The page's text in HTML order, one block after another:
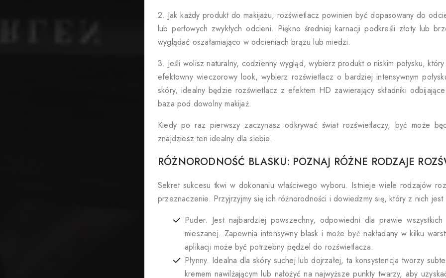
2. Jak każdy produkt do makijażu, rozświetlacz powinien być dopasowany do
lub perłowych zwykłych odcieni. Piękno średniej karnacji podkreśli złoty lub
wyglądać oszałamiająco w odcieniach brązu lub miedzi.
3. Jeśli wolisz naturalny, codzienny wygląd, wybierz produkt o niskim połysku,
efektowny wieczorowy look, wybierz rozświetlacz o bardziej intensywnym
skóry, idealny będzie rozświetlacz z efektem HD zawierający składniki
baza pod dowolny makijaż.
Kiedy po raz pierwszy zaczynasz odkrywać świat rozświetlaczy, być może
znajdziesz ten idealny dla siebie.
RÓŻNORODNOŚĆ BLASKU: POZNAJ RÓŻNE RODZAJE
Sekret sukcesu tkwi w dokonaniu właściwego wyboru. Istnieje wiele rodzajów
przeznaczenie. Przyjrzyjmy się ich różnorodności i dowiedzmy się, który z nich
Puder. Jest najbardziej powszechny, odpowiedni dla prawie
mieszanej. Zapewnia intensywny blask i może być nakładany w kilku
aplikacji może być potrzebny pędzel do rozświetlacza.
Płynny. Idealna dla skóry suchej lub dojrzałej, ta konsystencja tworzy
kremem nawilżającym lub nałożyć na najwyższe punkty twarzy, aby